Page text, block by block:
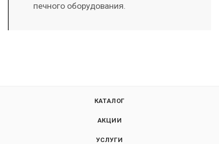
печного оборудования.
КАТАЛОГ
АКЦИИ
УСЛУГИ